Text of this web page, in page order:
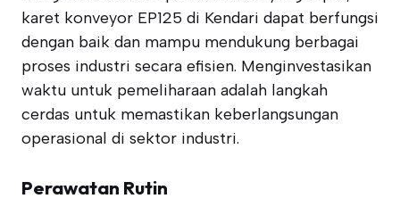
karet konveyor EP125 di Kendari dapat berfungsi
dengan baik dan mampu mendukung berbagai
proses industri secara efisien. Menginvestasikan
waktu untuk pemeliharaan adalah langkah
cerdas untuk memastikan keberlangsungan
operasional di sektor industri.
Perawatan Rutin